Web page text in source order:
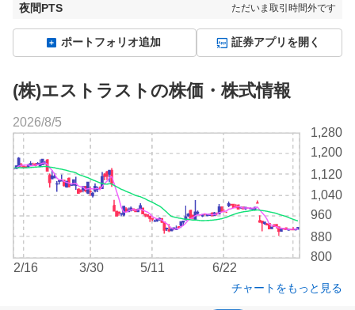
夜間PTS ただいま取引時間外です
ポートフォリオ追加 証券アプリを開く
(株)エストラストの株価・株式情報
800
880
960
1,040
1,120
1,200
1,280
2/16 3/30 5/11 6/22
2026/8/5
チャートをもっと見る